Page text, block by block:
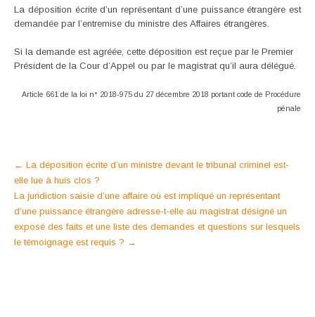
La déposition écrite d’un représentant d’une puissance étrangère est
demandée par l’entremise du ministre des Affaires étrangères.
Si la demande est agréée, cette déposition est reçue par le Premier
Président de la Cour d’Appel ou par le magistrat qu’il aura délégué.
Article 661 de la loi n° 2018-975 du 27 décembre 2018 portant code de Procédure
pénale
Post
navigation
← La déposition écrite d’un ministre devant le tribunal criminel est-
elle lue à huis clos ?
La juridiction saisie d’une affaire où est impliqué un représentant
d’une puissance étrangère adresse-t-elle au magistrat désigné un
exposé des faits et une liste des demandes et questions sur lesquels
le témoignage est requis ? →